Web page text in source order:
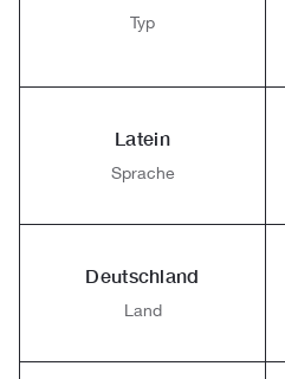
Typ
Latein
Sprache
Deutschland
Land